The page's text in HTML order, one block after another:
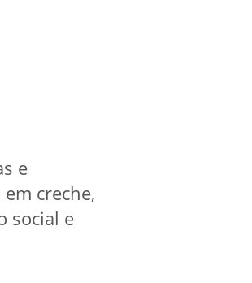
e
creche,
social e